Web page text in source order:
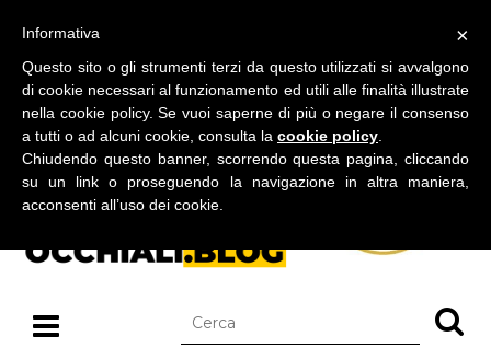
BLOG SU OCCHIALI DA SOLE E OCCHIALI DA VISTA
×
Informativa
Questo sito o gli strumenti terzi da questo utilizzati si avvalgono
di cookie necessari al funzionamento ed utili alle finalità illustrate
nella cookie policy. Se vuoi saperne di più o negare il consenso
a tutti o ad alcuni cookie, consulta la cookie policy
Chiudendo questo banner, scorrendo questa pagina, cliccando
su un link o proseguendo la navigazione in altra maniera,
acconsenti all’uso dei cookie.